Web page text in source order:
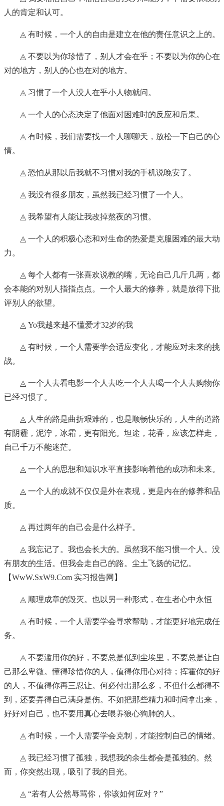
人的肯定和认可。
◬ 有时候，一个人的自由是建立在他的责任意识之上的。
◬ 不要以为你珍惜了，别人才会在乎；不要以为你的心在
对的地方，别人的心也在对的地方。
◬ 习惯了一个人没人在乎小人物就问。
◬ 一个人的心态决定了他面对困难时的反应和后果。
◬ 有时候，我们需要找一个人聊聊天，放松一下自己的心
情。
◬ 恐怕从那以后我就不习惯对我的手机说晚安了。
◬ 我没有很多朋友，虽然我已经习惯了一个人。
◬ 我希望有人能让我改掉熬夜的习惯。
◬ 一个人的积极心态和对生命的热爱是克服困难的最大动
力。
◬ 每个人都有一张喜欢说教的嘴，无论自己几斤几两，都
会本能的对别人指指点点。一个人最大的修养，就是放得下批
评别人的欲望。
◬ Yo我越来越不懂爱才32岁的我
◬ 有时候，一个人需要学会适应变化，才能应对未来的挑
战。
◬ 一个人去看电影一个人去吃一个人去喝一个人去购物你
已经习惯了。
◬ 人生的路是曲折艰难的，也是顺畅快乐的，人生的道路
有阴霾，泥泞，冰霜，更有阳光。坦途，花香，应该怎样走，
自己千万不能迷茫。
◬ 一个人的思想和知识水平直接影响着他的成功和未来。
◬ 一个人的成就不仅仅是外在表现，更是内在的修养和品
质。
◬ 再过两年的自己会是什么样子。
◬ 我忘记了。我也会长大的。虽然我不能习惯一个人。没
有朋友的生活。但我会走自己的路。尘土飞扬的记忆。
【WwW.SxW9.Com 实习报告网】
◬ 顺理成章的毁灭。也以另一种形式，在生者心中永恒
◬ 有时候，一个人需要学会寻求帮助，才能更好地完成任
务。
◬ 不要滥用你的好，不要总是低到尘埃里，不要总是让自
己那么卑微。懂得珍惜你的人，值得你用心对待；挥霍你的好
的人，不值得你再三忍让。何必付出那么多，不但什么都得不
到，还要弄得自己满身是伤。不如把那些精力和时间拿出来，
好好对自己，也不要用真心去喂养狼心狗肺的人。
◬ 有时候，一个人需要学会克制，才能控制自己的情绪。
◬ 我已经习惯了孤独，我想我的余生都会是孤独的。然
而，你突然出现，吸引了我的目光。
◬ “若有人公然辱骂你，你该如何应对？”